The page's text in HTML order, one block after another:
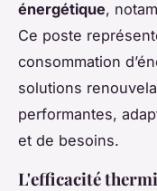
énergétique,
Ce poste
consommation
solutions
performantes,
et de besoins.
L'efficacité